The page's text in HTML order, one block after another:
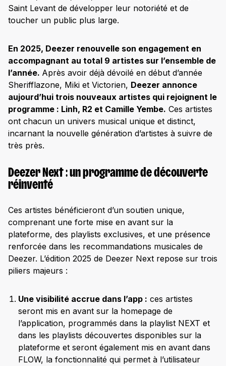
Saint Levant de développer leur notoriété et de
toucher un public plus large.
En 2025, Deezer renouvelle son engagement en
accompagnant au total 9 artistes sur l’ensemble de
l’année. Après avoir déjà dévoilé en début d’année
Sherifflazone, Miki et Victorien, Deezer annonce
aujourd’hui trois nouveaux artistes qui rejoignent le
programme : Linh, R2 et Camille Yembe. Ces artistes
ont chacun un univers musical unique et distinct,
incarnant la nouvelle génération d’artistes à suivre de
très près.
Deezer Next : un programme de découverte
réinventé
Ces artistes bénéficieront d’un soutien unique,
comprenant une forte mise en avant sur la
plateforme, des playlists exclusives, et une présence
renforcée dans les recommandations musicales de
Deezer. L’édition 2025 de Deezer Next repose sur trois
piliers majeurs :
Une visibilité accrue dans l’app : ces artistes
seront mis en avant sur la homepage de
l’application, programmés dans la playlist NEXT et
dans les playlists découvertes disponibles sur la
plateforme et seront également mis en avant dans
FLOW, la fonctionnalité qui permet à l’utilisateur